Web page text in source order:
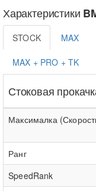
Характеристики
STOCK MAX
MAX + PRO + TK
Стоковая
Максималка
Ранг
SpeedRank